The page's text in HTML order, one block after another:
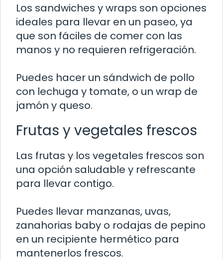
Los sandwiches y wraps son opciones
ideales para llevar en un paseo, ya
que son fáciles de comer con las
manos y no requieren refrigeración.
Puedes hacer un sándwich de pollo
con lechuga y tomate, o un wrap de
jamón y queso.
Frutas y vegetales frescos
Las frutas y los vegetales frescos son
una opción saludable y refrescante
para llevar contigo.
Puedes llevar manzanas, uvas,
zanahorias baby o rodajas de pepino
en un recipiente hermético para
mantenerlos frescos.